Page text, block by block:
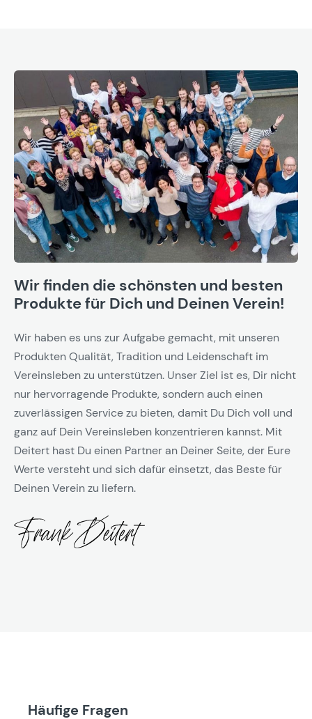
Wir finden die schönsten und besten
Produkte für Dich und Deinen Verein!
Wir haben es uns zur Aufgabe gemacht, mit unseren
Produkten Qualität, Tradition und Leidenschaft im
Vereinsleben zu unterstützen. Unser Ziel ist es, Dir nicht
nur hervorragende Produkte, sondern auch einen
zuverlässigen Service zu bieten, damit Du Dich voll und
ganz auf Dein Vereinsleben konzentrieren kannst. Mit
Deitert hast Du einen Partner an Deiner Seite, der Eure
Werte versteht und sich dafür einsetzt, das Beste für
Deinen Verein zu liefern.
Häufige Fragen